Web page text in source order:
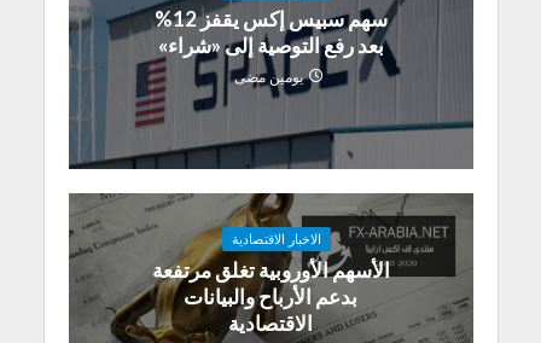
سهم سبيس إكس يقفز 12%
بعد رفع التوصية إلى «شراء»
يومين مضى
الاخبار الاقتصادية
الأسهم الأوروبية تغلق مرتفعة
بدعم الأرباح والبيانات
الاقتصادية